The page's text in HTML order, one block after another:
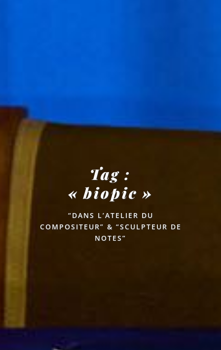
Tag :
« biopic »
“DANS L’ATELIER DU
COMPOSITEUR” & “SCULPTEUR DE
NOTES”